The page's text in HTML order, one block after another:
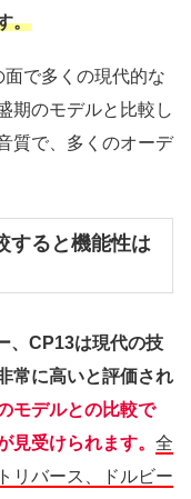
。
で多くの現代的な
期のモデルと比較し
質で、多くのオーデ
すると機能性は
、CP13は現代の技
常に高いと評価され
モデルとの比較で
見受けられます。 全
リバース、ドルビー